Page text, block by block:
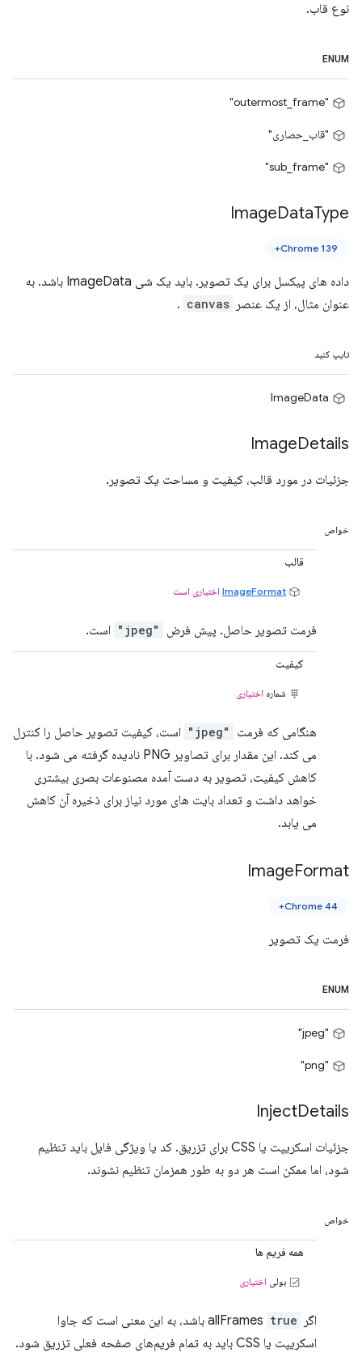
نوع قاب.
ENUM
"outermost_frame"
"قاب_حصاری"
"sub_frame"
ImageDataType
Chrome 139+
داده های پیکسل برای یک تصویر. باید یک شی ImageData باشد. به
عنوان مثال، از یک عنصر canvas
.
تایپ کنید
ImageDetails
جزئیات در مورد قالب، کیفیت و مساحت یک تصویر.
خواص
قالب
ImageFormat اختیاری است
فرمت تصویر حاصل. پیش فرض "jpeg" است.
کیفیت
شماره اختیاری
هنگامی که فرمت "jpeg"
است، کیفیت تصویر حاصل را کنترل
می کند. این مقدار برای تصاویر PNG نادیده گرفته می شود. با
کاهش کیفیت، تصویر به دست آمده مصنوعات بصری بیشتری
خواهد داشت و تعداد بایت های مورد نیاز برای ذخیره آن کاهش
می یابد.
ImageFormat
Chrome 44+
فرمت یک تصویر
ENUM
"jpeg"
"png"
InjectDetails
جزئیات اسکریپت یا CSS برای تزریق. کد یا ویژگی فایل باید تنظیم
شود، اما ممکن است هر دو به طور همزمان تنظیم نشوند.
خواص
همه فریم ها
بولی اختیاری
اگر allFrames true
باشد، به این معنی است که جاوا
اسکریپت یا CSS باید به تمام فریم‌های صفحه فعلی تزریق شود.